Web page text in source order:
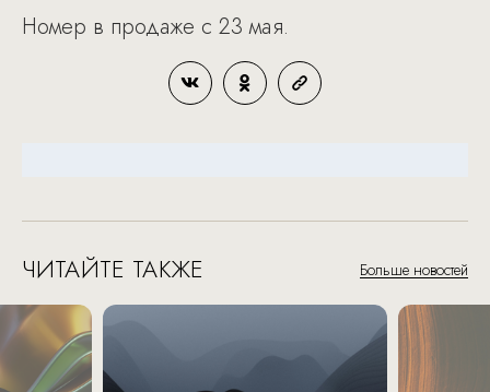
Номер в продаже с 23 мая.
ЧИТАЙТЕ ТАКЖЕ Больше новостей